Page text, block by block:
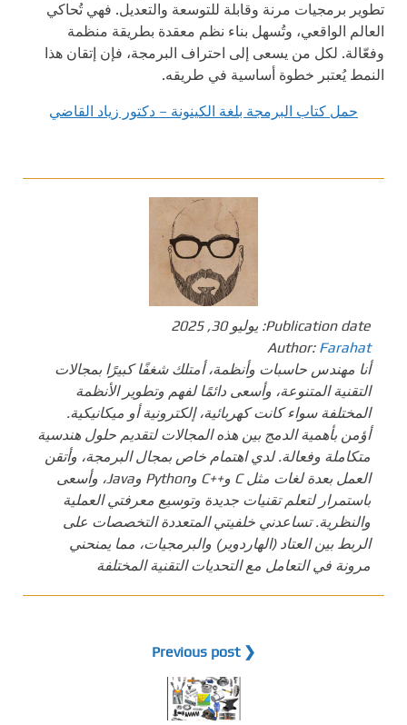
تطوير برمجيات مرنة وقابلة للتوسعة والتعديل. فهي تُحاكي
العالم الواقعي، وتُسهل بناء نظم معقدة بطريقة منظمة
وفعّالة. لكل من يسعى إلى احتراف البرمجة، فإن إتقان هذا
النمط يُعتبر خطوة أساسية في طريقه.
حمل كتاب البرمجة بلغة الكينونة – دكتور زياد القاضي
Publication date: يوليو 30, 2025
Author: Farahat
أنا مهندس حاسبات وأنظمة، أمتلك شغفًا كبيرًا بمجالات
التقنية المتنوعة، وأسعى دائمًا لفهم وتطوير الأنظمة
المختلفة سواء كانت كهربائية، إلكترونية أو ميكانيكية.
أؤمن بأهمية الدمج بين هذه المجالات لتقديم حلول هندسية
متكاملة وفعالة. لدي اهتمام خاص بمجال البرمجة، وأتقن
العمل بعدة لغات مثل C و++C وPython وJava، وأسعى
باستمرار لتعلم تقنيات جديدة وتوسيع معرفتي العملية
والنظرية. تساعدني خلفيتي المتعددة التخصصات على
الربط بين العتاد (الهاردوير) والبرمجيات، مما يمنحني
مرونة في التعامل مع التحديات التقنية المختلفة
❮ Previous post